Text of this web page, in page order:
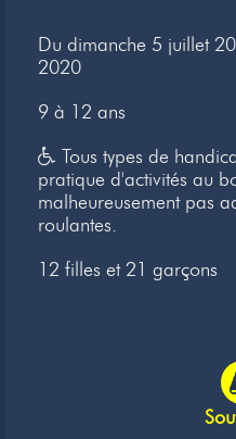
Du dimanche 5 juillet
2020
9 à 12 ans
Tous types de
pratique d'activités au
malheureusement pas
roulantes.
12 filles et 21 garçons